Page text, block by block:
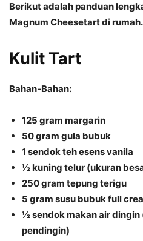
Berikut adalah panduan
Magnum Cheesetart di rumah.
Kulit Tart
Bahan-Bahan:
125 gram margarin
50 gram gula bubuk
1 sendok teh esens vanila
½ kuning telur (ukuran
250 gram tepung terigu
5 gram susu bubuk full
½ sendok makan air
pendingin)